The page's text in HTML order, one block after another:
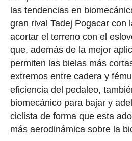
las tendencias en
gran rival Tadej Pogacar con
acortar el terreno con el
que, además de la mejor
permiten las bielas más
extremos entre cadera y
eficiencia del pedaleo,
biomecánico para bajar y
ciclista de forma que esta
más aerodinámica sobre la